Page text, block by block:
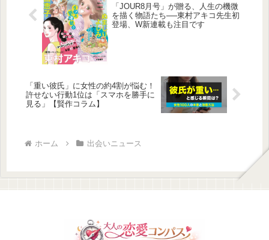
「JOUR8月号」が贈る、人生の機微
を描く物語たち──東村アキコ先生初
登場、W新連載も注目です
「重い彼氏」に女性の約4割が悩む！
許せない行動1位は「スマホを勝手に
見る」【賢作コラム】
ホーム 出会いニュース